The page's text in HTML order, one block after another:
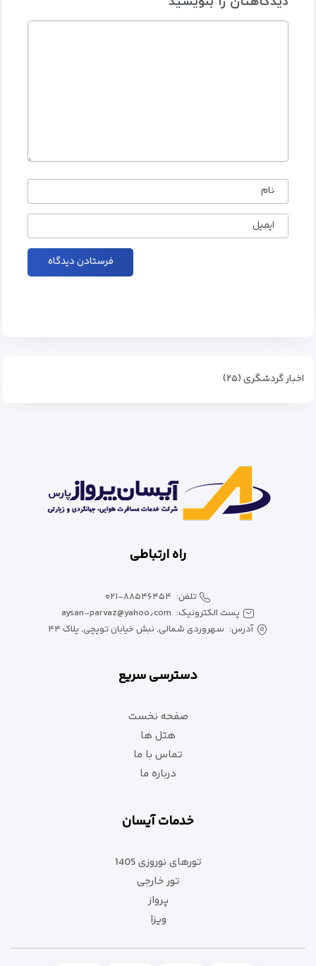
نام
ایمیل
اخبار گردشگری (۲۵)
راه ارتباطی
تلفن: ۰۲۱-۸۸۵۴۶۴۵۴
پست الکترونیک: aysan-parvaz@yahoo٫com
آدرس: سهروردی شمالی, نبش خیابان توپچی, پلاک ۴۴
دسترسی سریع
صفحه نخست
هتل ها
تماس با ما
درباره ما
خدمات آیسان
تورهای نوروزی 1405
تور خارجی
پرواز
ویزا